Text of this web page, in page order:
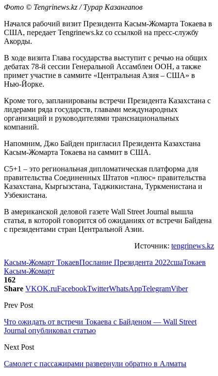
Фото ©️ Tengrinews.kz / Турар Казангапов
Начался рабочий визит Президента Касым-Жомарта Токаева в
США, передает Tengrinews.kz со ссылкой на пресс-службу
Акорды.
В ходе визита Глава государства выступит с речью на общих
дебатах 78-й сессии Генеральной Ассамблеи ООН, а также
примет участие в саммите «Центральная Азия – США» в
Нью-Йорке.
Кроме того, запланированы встречи Президента Казахстана с
лидерами ряда государств, главами международных
организаций и руководителями транснациональных
компаний.
Напомним, Джо Байден пригласил Президента Казахстана
Касым-Жомарта Токаева на саммит в США.
C5+1 – это региональная дипломатическая платформа для
правительства Соединенных Штатов «плюс» правительства
Казахстана, Кыргызстана, Таджикистана, Туркменистана и
Узбекистана.
В американской деловой газете Wall Street Journal вышла
статья, в которой говорится об ожиданиях от встречи Байдена
с президентами стран Центральной Азии.
Источник: tengrinews.kz
Касым-Жомарт ТокаевПослание Президента 2022сшаТокаев
Касым-Жомарт
162
Share VKOK.ruFacebookTwitterWhatsAppTelegramViber
Prev Post
Что ожидать от встречи Токаева с Байденом — Wall Street
Journal опубликовал статью
Next Post
Самолет с пассажирами развернули обратно в Алматы